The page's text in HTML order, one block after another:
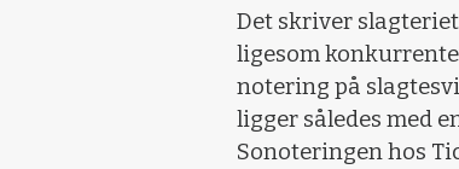
Det skriver
ligesom
notering på
ligger således med
Sonoteringen hos